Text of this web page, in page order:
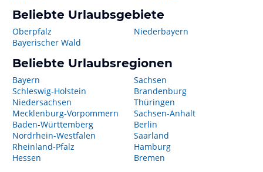
Beliebte Urlaubsgebiete
Oberpfalz
Bayerischer Wald
Niederbayern
Beliebte Urlaubsregionen
Bayern
Schleswig-Holstein
Niedersachsen
Mecklenburg-Vorpommern
Baden-Württemberg
Nordrhein-Westfalen
Rheinland-Pfalz
Hessen
Sachsen
Brandenburg
Thüringen
Sachsen-Anhalt
Berlin
Saarland
Hamburg
Bremen